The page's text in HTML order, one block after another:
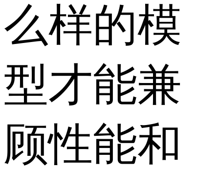
么样的模
型才能兼
顾性能和